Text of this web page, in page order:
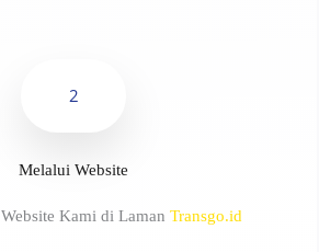
2
Melalui Website
Kami di Laman Transgo.id